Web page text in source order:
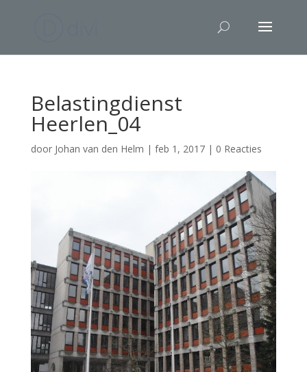
Belastingdienst
Heerlen_04
door Johan van den Helm | feb 1, 2017| 0 Reacties